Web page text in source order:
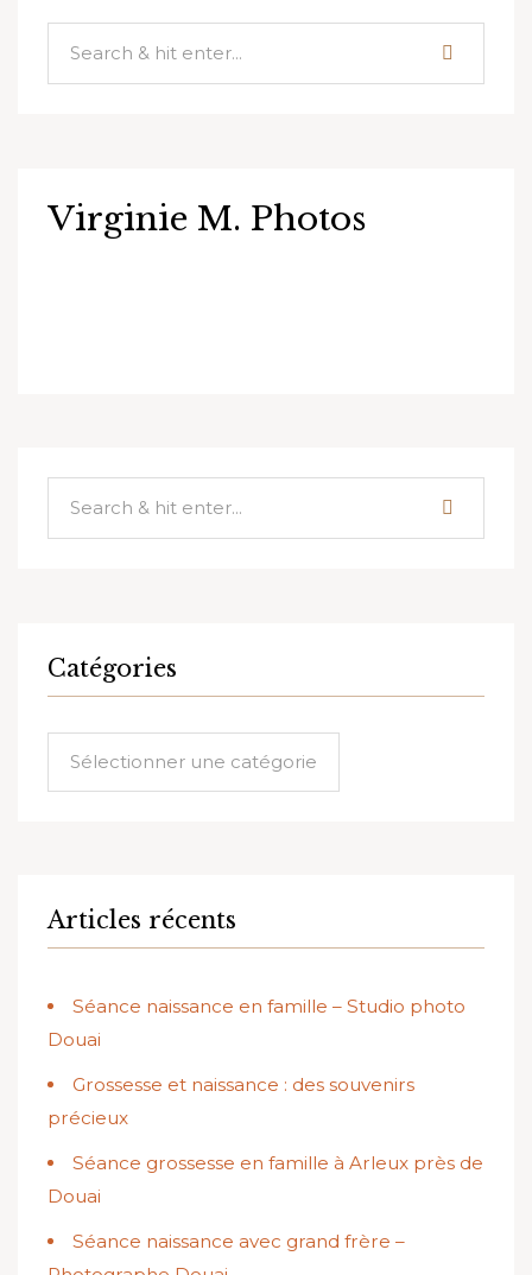
Virginie M. Photos
Catégories
Articles récents
Séance naissance en famille – Studio photo
Douai
Grossesse et naissance : des souvenirs
précieux
Séance grossesse en famille à Arleux près de
Douai
Séance naissance avec grand frère –